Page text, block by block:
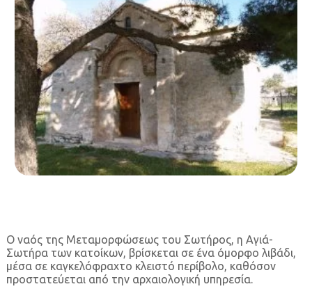
Ο ναός της Μεταμορφώσεως του Σωτήρος, η Αγιά-
Σωτήρα των κατοίκων, βρίσκεται σε ένα όμορφο λιβάδι,
μέσα σε καγκελόφραχτο κλειστό περίβολο, καθόσον
προστατεύεται από την αρχαιολογική υπηρεσία.